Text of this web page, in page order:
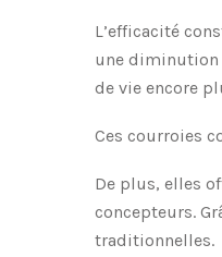
L’efficacité
une diminution
de vie encore
Ces courroies
De plus, elles
concepteurs.
traditionnelles.